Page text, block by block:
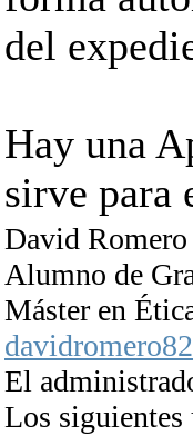
del
Hay una
sirve para
David Romero
Alumno de
Máster en
El
Los